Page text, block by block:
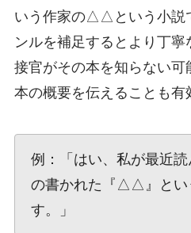
いう作家の△△という小説
ンルを補足するとより丁
接官がその本を知らない可
本の概要を伝えることも有
例：「はい、私が最近
の書かれた『△△』とい
す。」